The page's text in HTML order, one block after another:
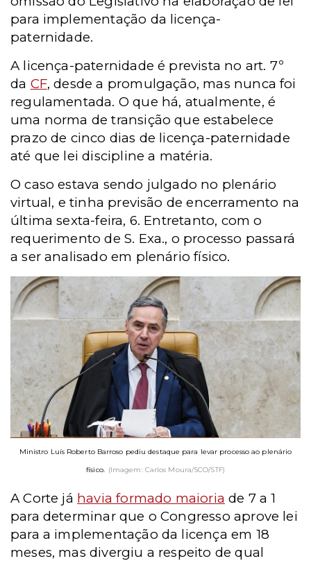
para implementação da licença-
paternidade.
A licença-paternidade é prevista no art. 7º
da CF, desde a promulgação, mas nunca foi
regulamentada. O que há, atualmente, é
uma norma de transição que estabelece
prazo de cinco dias de licença-paternidade
até que lei discipline a matéria.
O caso estava sendo julgado no plenário
virtual, e tinha previsão de encerramento na
última sexta-feira, 6. Entretanto, com o
requerimento de S. Exa., o processo passará
a ser analisado em plenário físico.
Ministro Luís Roberto Barroso pediu destaque para levar processo ao plenário
físico. (Imagem: Carlos Moura/SCO/STF)
A Corte já havia formado maioria de 7 a 1
para determinar que o Congresso aprove lei
para a implementação da licença em 18
meses, mas divergiu a respeito de qual